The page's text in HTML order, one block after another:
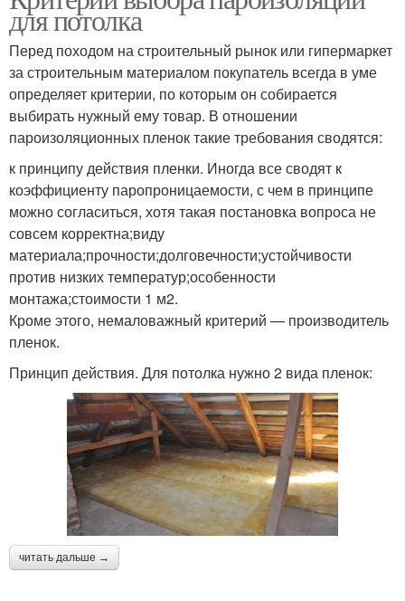
для потолка
Перед походом на строительный рынок или гипермаркет
за строительным материалом покупатель всегда в уме
определяет критерии, по которым он собирается
выбирать нужный ему товар. В отношении
пароизоляционных пленок такие требования сводятся:
к принципу действия пленки. Иногда все сводят к
коэффициенту паропроницаемости, с чем в принципе
можно согласиться, хотя такая постановка вопроса не
совсем корректна;виду
материала;прочности;долговечности;устойчивости
против низких температур;особенности
монтажа;стоимости 1 м2.
Кроме этого, немаловажный критерий — производитель
пленок.
Принцип действия. Для потолка нужно 2 вида пленок:
читать дальше →